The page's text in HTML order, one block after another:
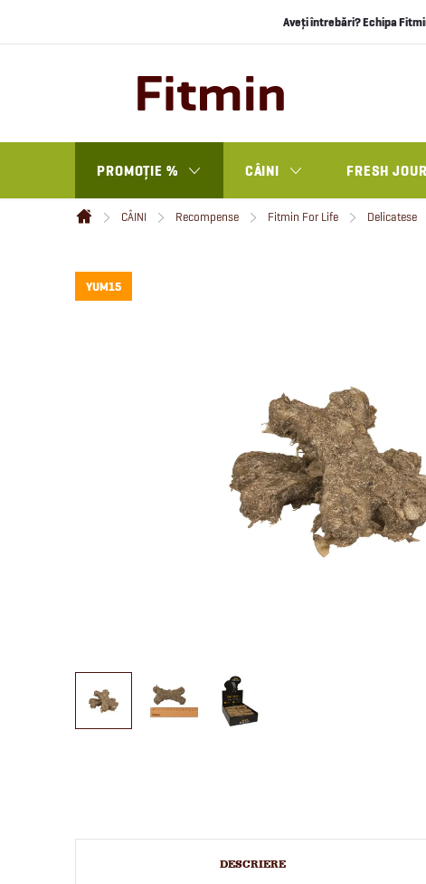
Aveți întrebări? Echipa
PROMOȚIE % CÂINI FRESH
Acasă
CÂINI Recompense Fitmin For Life Delicatese
YUM15
DESCRIERE